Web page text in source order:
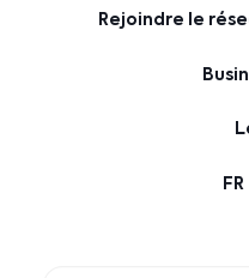
Rejoindre le
FR